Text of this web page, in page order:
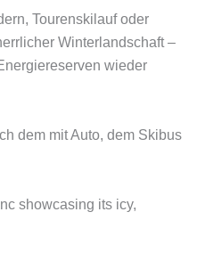
Tourenskilauf oder
Winterlandschaft –
wieder
dem mit Auto, dem Skibus